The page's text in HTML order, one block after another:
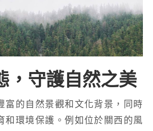
，守護自然之美
富的自然景觀和文化背景，同時
和環境保護。例如位於關西的風